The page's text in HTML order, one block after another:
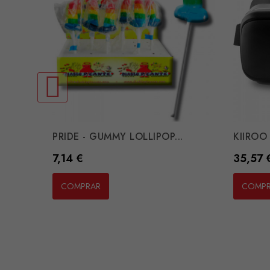
PRIDE - GUMMY LOLLIPOP...
Preço
7,14 €
COMPRAR
KIIROO
Preço
35,57